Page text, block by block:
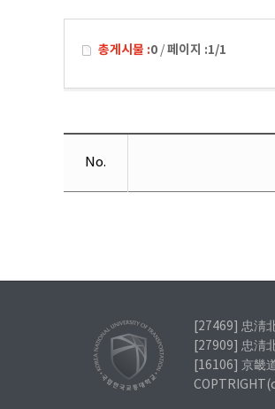
国际交流项目
外语教育
信息库
총게시물 :0 /페이지 :1/1
No.
[27469] 忠淸
[27909] 忠淸
[16106] 京畿